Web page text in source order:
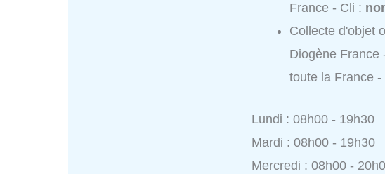
France - Cli :
Collecte d'objet
Diogène France
toute la France -
Lundi : 08h00 - 19h30
Mardi : 08h00 - 19h30
Mercredi : 08h00 -